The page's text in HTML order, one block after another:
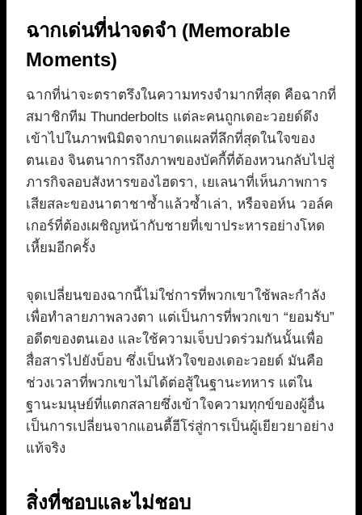
ฉากเด่นที่น่าจดจำ (Memorable
Moments)
ฉากที่น่าจะตราตรึงในความทรงจำมากที่สุด คือฉากที่
สมาชิกทีม Thunderbolts แต่ละคนถูกเดอะวอยด์ดึง
เข้าไปในภาพนิมิตจากบาดแผลที่ลึกที่สุดในใจของ
ตนเอง จินตนาการถึงภาพของบัคกี้ที่ต้องหวนกลับไปสู่
ภารกิจลอบสังหารของไฮดรา, เยเลนาที่เห็นภาพการ
เสียสละของนาตาชาซ้ำแล้วซ้ำเล่า, หรือจอห์น วอล์ค
เกอร์ที่ต้องเผชิญหน้ากับชายที่เขาประหารอย่างโหด
เหี้ยมอีกครั้ง
จุดเปลี่ยนของฉากนี้ไม่ใช่การที่พวกเขาใช้พละกำลัง
เพื่อทำลายภาพลวงตา แต่เป็นการที่พวกเขา “ยอมรับ”
อดีตของตนเอง และใช้ความเจ็บปวดร่วมกันนั้นเพื่อ
สื่อสารไปยังบ็อบ ซึ่งเป็นหัวใจของเดอะวอยด์ มันคือ
ช่วงเวลาที่พวกเขาไม่ได้ต่อสู้ในฐานะทหาร แต่ใน
ฐานะมนุษย์ที่แตกสลายซึ่งเข้าใจความทุกข์ของผู้อื่น
เป็นการเปลี่ยนจากแอนตี้ฮีโร่สู่การเป็นผู้เยียวยาอย่าง
แท้จริง
สิ่งที่ชอบและไม่ชอบ